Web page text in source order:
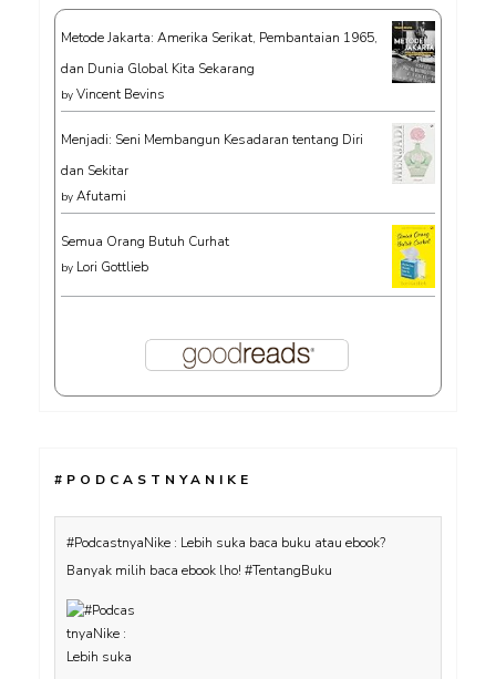
Metode Jakarta: Amerika Serikat, Pembantaian 1965,
dan Dunia Global Kita Sekarang
by Vincent Bevins
Menjadi: Seni Membangun Kesadaran tentang Diri
dan Sekitar
by Afutami
Semua Orang Butuh Curhat
by Lori Gottlieb
#PODCASTNYANIKE
#PodcastnyaNike : Lebih suka baca buku atau ebook?
Banyak milih baca ebook lho! #TentangBuku